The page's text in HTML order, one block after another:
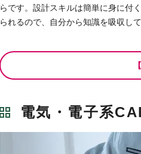
らです。設計スキルは簡単に身に付
られるので、自分から知識を吸収し
電気・電子系